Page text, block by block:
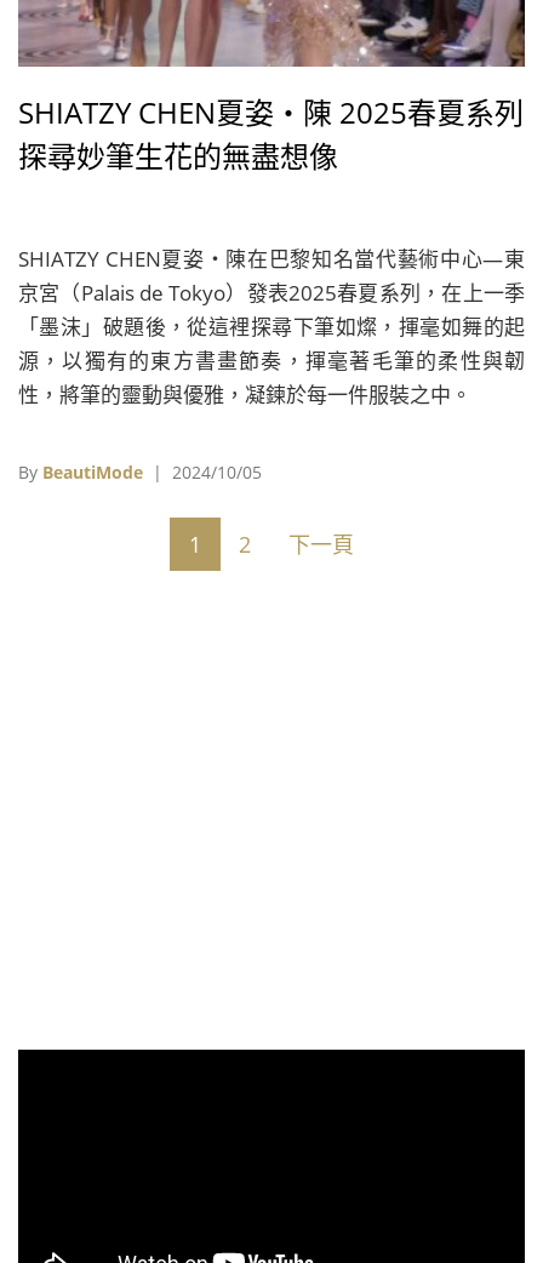
SHIATZY CHEN夏姿・陳 2025春夏系列
探尋妙筆生花的無盡想像
SHIATZY CHEN夏姿・陳在巴黎知名當代藝術中心—東
京宮（Palais de Tokyo）發表2025春夏系列，在上一季
「墨沫」破題後，從這裡探尋下筆如燦，揮毫如舞的起
源，以獨有的東方書畫節奏，揮毫著毛筆的柔性與韌
性，將筆的靈動與優雅，凝鍊於每一件服裝之中。
By BeautiMode | 2024/10/05
1 2 下一頁